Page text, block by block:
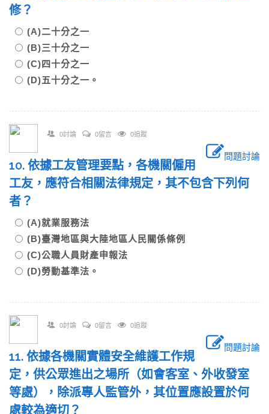
修？
(A)二十分之一
(B)三十分之一
(C)四十分之一
(D)五十分之一。
0討論 0留言 0追蹤
問題討論
10. 依據工友管理要點，各機關僱用
工友，應符合相關法律規定，其不包含下列何
者？
(A)就業服務法
(B)臺灣地區與大陸地區人民關係條例
(C)公職人員財產申報法
(D)勞動基準法。
0討論 0留言 0追蹤
問題討論
11. 依據各機關實體安全維護工作規
定，供公眾進出之場所（如會客室、外收發室
等處），除派專人監管外，其位置應設置於何
處較為適切？